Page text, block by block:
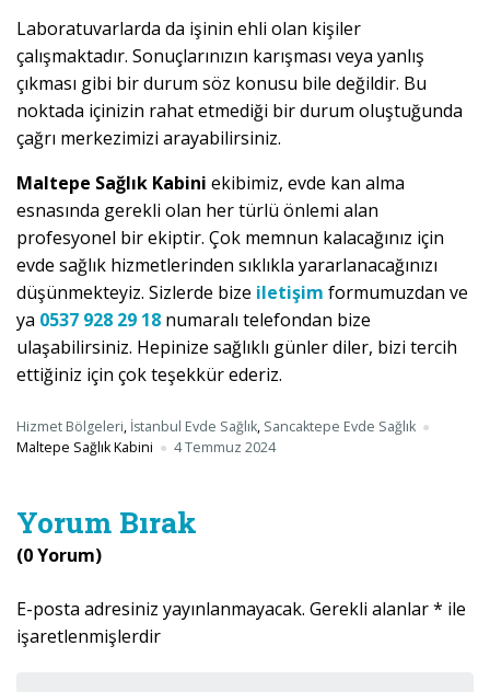
Laboratuvarlarda da işinin ehli olan kişiler
çalışmaktadır. Sonuçlarınızın karışması veya yanlış
çıkması gibi bir durum söz konusu bile değildir. Bu
noktada içinizin rahat etmediği bir durum oluştuğunda
çağrı merkezimizi arayabilirsiniz.
Maltepe Sağlık Kabini ekibimiz, evde kan alma
esnasında gerekli olan her türlü önlemi alan
profesyonel bir ekiptir. Çok memnun kalacağınız için
evde sağlık hizmetlerinden sıklıkla yararlanacağınızı
düşünmekteyiz. Sizlerde bize iletişim formumuzdan ve
ya 0537 928 29 18 numaralı telefondan bize
ulaşabilirsiniz. Hepinize sağlıklı günler diler, bizi tercih
ettiğiniz için çok teşekkür ederiz.
Hizmet Bölgeleri, İstanbul Evde Sağlık, Sancaktepe Evde Sağlık
Maltepe Sağlık Kabini
4 Temmuz 2024
Yorum Bırak
(0 Yorum)
E-posta adresiniz yayınlanmayacak. Gerekli alanlar* ile
işaretlenmişlerdir